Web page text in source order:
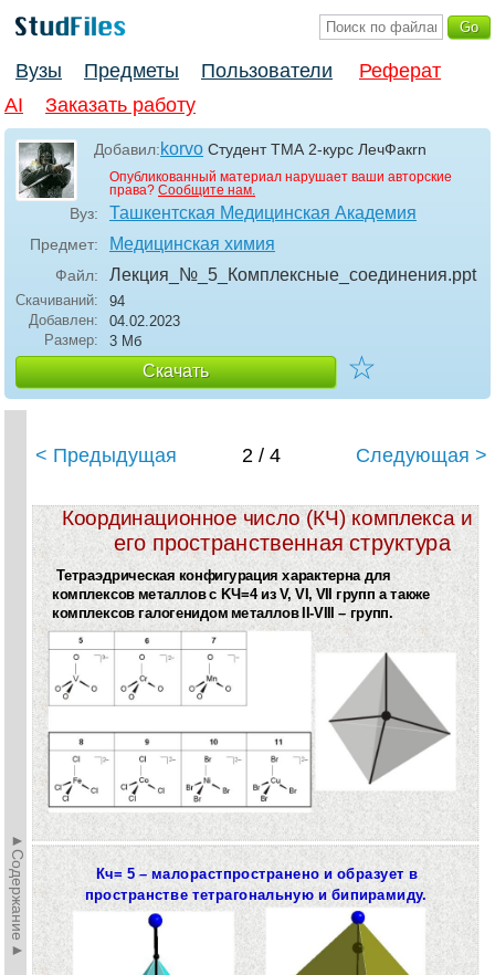
Вузы Предметы Пользователи
Реферат
AI
Заказать работу
Добавил:korvo Студент ТМА 2-курс ЛечФакrn
Опубликованный материал нарушает ваши авторские
права? Сообщите нам.
Вуз: Ташкентская Медицинская Академия
Предмет: Медицинская химия
Файл: Лекция_№_5_Комплексные_соединения.ppt
Скачиваний:
94
Добавлен:
04.02.2023
Размер:
3 Мб
Скачать ☆
►Содержание►
< Предыдущая 2 / 4 Следующая >
Координационное число (КЧ) комплекса и
его пространственная структура
Тетраэдрическая конфигурация характерна для
комплексов металлов с KЧ=4 из V, VI, VII групп а также
комплексов галогенидом металлов II-VIII – групп.
Кч= 5 – малорастпространено и образует в
пространстве тетрагональную и бипирамиду.